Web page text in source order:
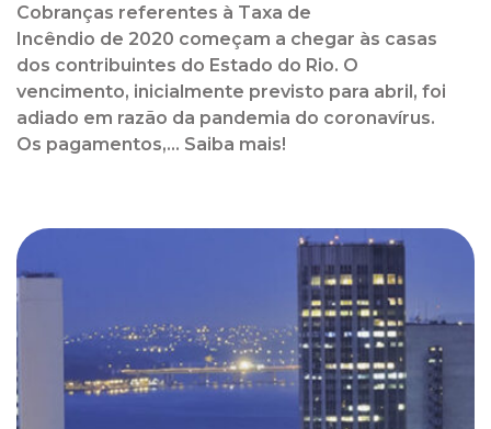
Cobranças referentes à Taxa de
Incêndio de 2020 começam a chegar às casas
dos contribuintes do Estado do Rio. O
vencimento, inicialmente previsto para abril, foi
adiado em razão da pandemia do coronavírus.
Os pagamentos,... Saiba mais!